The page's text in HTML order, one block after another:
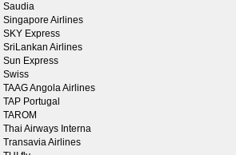
Saudia
Singapore Airlines
SKY Express
SriLankan Airlines
Sun Express
Swiss
TAAG Angola Airlines
TAP Portugal
TAROM
Thai Airways Interna
Transavia Airlines